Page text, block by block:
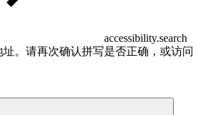
accessibility.search
。请再次确认拼写是否正确，或访问